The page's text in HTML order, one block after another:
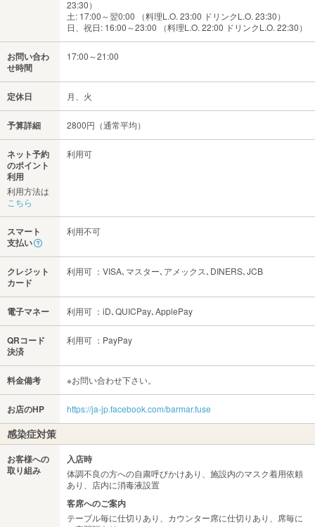
23:30）
土: 17:00～翌0:00 （料理L.O. 23:00 ドリンクL.O. 23:30）
日、祝日: 16:00～23:00 （料理L.O. 22:00 ドリンクL.O. 22:30）
お問い合わ
せ時間
17:00～21:00
定休日 月、火
予算詳細 2800円（通常平均）
ネット予約
のポイント
利用
利用方法は
こちら
利用可
スマート
支払い
利用不可
クレジット
カード
利用可 ：VISA､マスター､アメックス､DINERS､JCB
電子マネー 利用可 ：iD､QUICPay､ApplePay
QRコード
決済
利用可 ：PayPay
料金備考 ※お問い合わせ下さい。
お店のHP https://ja-jp.facebook.com/barmar.fuse
感染症対策
お客様への
取り組み
入店時
体調不良の方への自粛呼びかけあり、施設内のマスク着用依頼
あり、店内に消毒液設置
客席へのご案内
テーブル毎に仕切りあり、カウンター席に仕切りあり、席毎に